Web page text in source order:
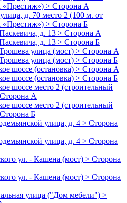
«Престиж») > Сторона А
д. 70 место 2 (100 м. от
«Престиж») > Сторона Б
д. 13 > Сторона А
д. 13 > Сторона Б
улица (мост) > Сторона А
улица (мост) > Сторона Б
шоссе (остановка) > Сторона А
шоссе (остановка) > Сторона Б
шоссе место 2 (строительный
А
шоссе место 2 (строительный
Б
улица, д. 4 > Сторона
улица, д. 4 > Сторона
ул. - Кашена (мост) > Сторона
ул. - Кашена (мост) > Сторона
улица ("Дом мебели") >